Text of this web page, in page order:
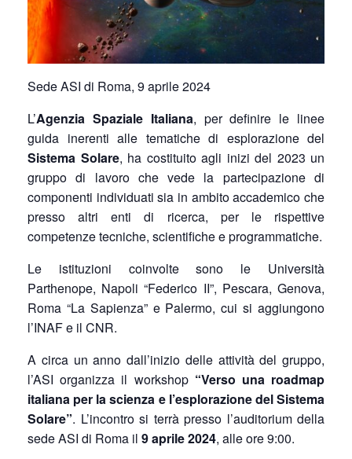
Sede ASI di Roma, 9 aprile 2024
L’Agenzia Spaziale Italiana, per definire le linee
guida inerenti alle tematiche di esplorazione del
Sistema Solare, ha costituito agli inizi del 2023 un
gruppo di lavoro che vede la partecipazione di
componenti individuati sia in ambito accademico che
presso altri enti di ricerca, per le rispettive
competenze tecniche, scientifiche e programmatiche.
Le istituzioni coinvolte sono le Università
Parthenope, Napoli “Federico II”, Pescara, Genova,
Roma “La Sapienza” e Palermo, cui si aggiungono
l’INAF e il CNR.
A circa un anno dall’inizio delle attività del gruppo,
l’ASI organizza il workshop “Verso una roadmap
italiana per la scienza e l’esplorazione del Sistema
Solare”. L’incontro si terrà presso l’auditorium della
sede ASI di Roma il 9 aprile 2024, alle ore 9:00.